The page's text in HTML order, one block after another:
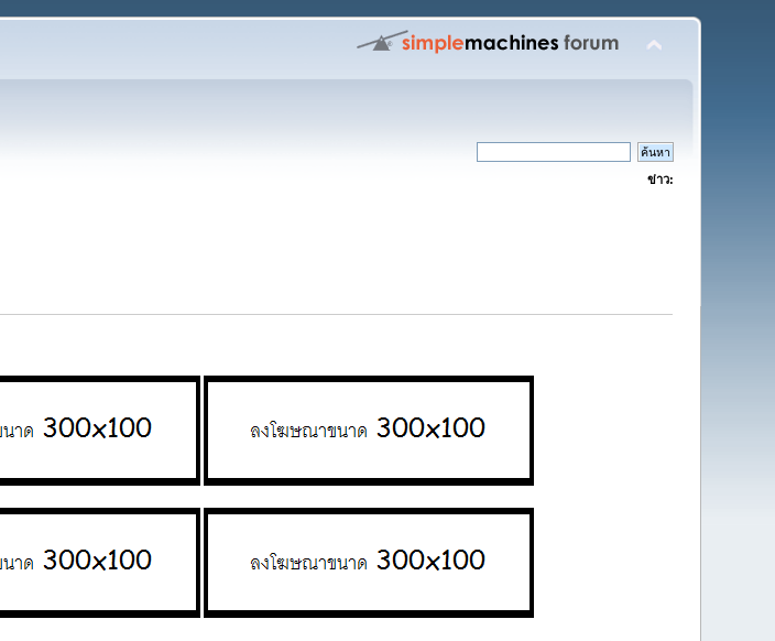
ข่าว: